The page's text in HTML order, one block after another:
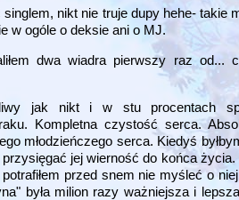
nikt nie truje dupy hehe- takie
w ogóle o deksie ani o MJ.
dwa wiadra pierwszy raz od...
jak nikt i w stu procentach
Kompletna czystość serca.
młodzieńczego serca. Kiedyś
jej wierność do końca
przed snem nie myśleć o
była milion razy ważniejsza i